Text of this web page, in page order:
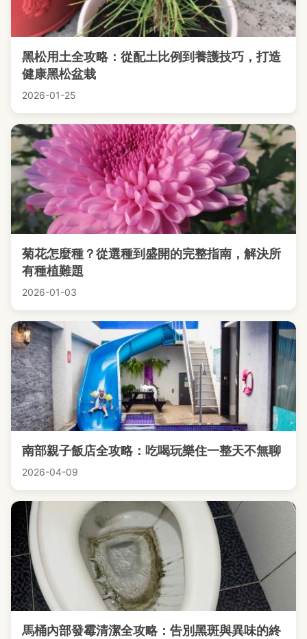
黑松用土全攻略：從配土比例到養護技巧，打造
健康黑松盆栽
2026-01-25
菊花怎麼種？從選種到盛開的完整指南，解決所
有種植難題
2026-01-03
南部親子飯店全攻略：吃喝玩樂住一整天不無聊
2026-04-09
馬桶內部發霉清潔全攻略：告別黑斑與異味的終